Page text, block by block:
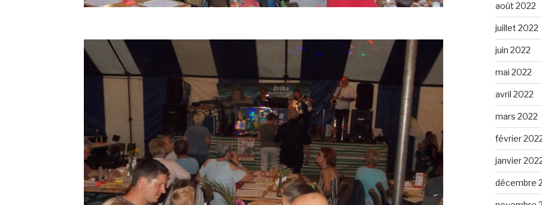
août 2022
juillet 2022
juin 2022
mai 2022
avril 2022
mars 2022
février
janvier
décembre